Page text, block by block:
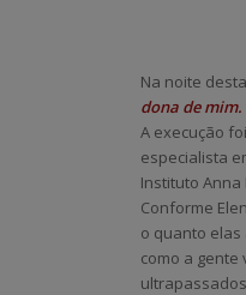
Na noite
dona de mim.
A execução
especialista
Instituto
Conforme
o quanto
como a